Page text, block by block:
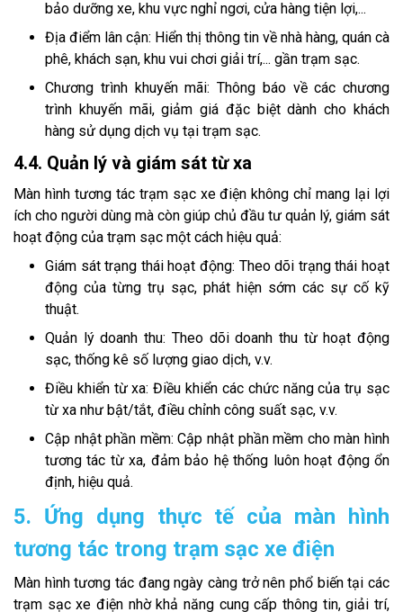
bảo dưỡng xe, khu vực nghỉ ngơi, cửa hàng tiện lợi,...
Địa điểm lân cận: Hiển thị thông tin về nhà hàng, quán cà
phê, khách sạn, khu vui chơi giải trí,... gần trạm sạc.
Chương trình khuyến mãi: Thông báo về các chương
trình khuyến mãi, giảm giá đặc biệt dành cho khách
hàng sử dụng dịch vụ tại trạm sạc.
4.4. Quản lý và giám sát từ xa
Màn hình tương tác trạm sạc xe điện không chỉ mang lại lợi
ích cho người dùng mà còn giúp chủ đầu tư quản lý, giám sát
hoạt động của trạm sạc một cách hiệu quả:
Giám sát trạng thái hoạt động: Theo dõi trạng thái hoạt
động của từng trụ sạc, phát hiện sớm các sự cố kỹ
thuật.
Quản lý doanh thu: Theo dõi doanh thu từ hoạt động
sạc, thống kê số lượng giao dịch, v.v.
Điều khiển từ xa: Điều khiển các chức năng của trụ sạc
từ xa như bật/tắt, điều chỉnh công suất sạc, v.v.
Cập nhật phần mềm: Cập nhật phần mềm cho màn hình
tương tác từ xa, đảm bảo hệ thống luôn hoạt động ổn
định, hiệu quả.
5. Ứng dụng thực tế của màn hình
tương tác trong trạm sạc xe điện
Màn hình tương tác đang ngày càng trở nên phổ biến tại các
trạm sạc xe điện nhờ khả năng cung cấp thông tin, giải trí,